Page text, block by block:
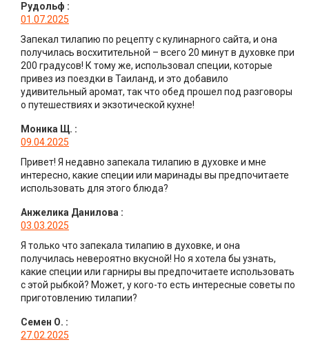
Рудольф :
01.07.2025
Запекал тилапию по рецепту с кулинарного сайта, и она
получилась восхитительной – всего 20 минут в духовке при
200 градусов! К тому же, использовал специи, которые
привез из поездки в Таиланд, и это добавило
удивительный аромат, так что обед прошел под разговоры
о путешествиях и экзотической кухне!
Моника Щ. :
09.04.2025
Привет! Я недавно запекала тилапию в духовке и мне
интересно, какие специи или маринады вы предпочитаете
использовать для этого блюда?
Анжелика Данилова :
03.03.2025
Я только что запекала тилапию в духовке, и она
получилась невероятно вкусной! Но я хотела бы узнать,
какие специи или гарниры вы предпочитаете использовать
с этой рыбкой? Может, у кого-то есть интересные советы по
приготовлению тилапии?
Семен О. :
27.02.2025